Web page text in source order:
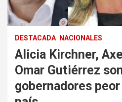
DESTACADA NACIONALES
Alicia Kirchner,
Omar Gutiérrez
gobernadores